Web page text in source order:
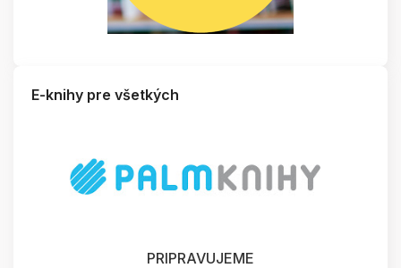
E-knihy pre všetkých
PRIPRAVUJEME